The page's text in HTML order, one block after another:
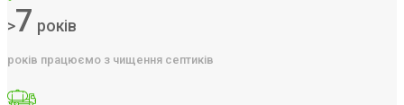
>7 років
років працюємо з чищення септиків